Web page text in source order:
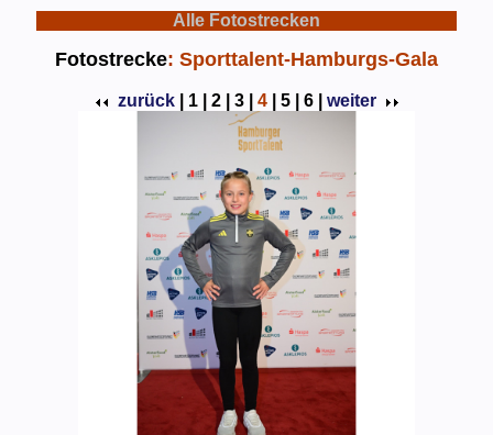
Alle Fotostrecken
Fotostrecke: Sporttalent-Hamburgs-Gala
zurück 1 | 2 | 3 | 4| 5 | 6 | weiter